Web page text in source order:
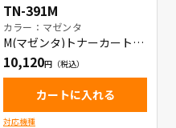
TN-391M
カラー：マゼンタ
M(マゼンタ)トナーカートリ
ッジ
10,120
カートに入れる
対応機種